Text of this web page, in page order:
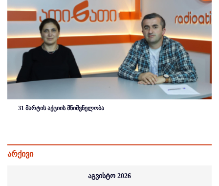
31 მარტის აქციის მნიშვნელობა
არქივი
აგვისტო 2026